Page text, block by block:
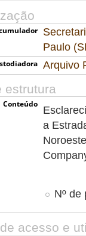
Paulo
Arquivo
estrutura
Conteúdo
a
Nº de
acesso e